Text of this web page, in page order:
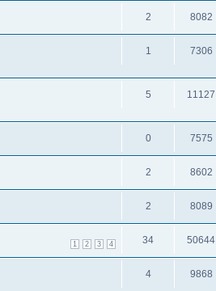
2 8082
1 7306
5 11127
0 7575
2 8602
2 8089
1 2 3 4 34 50644
4 9868